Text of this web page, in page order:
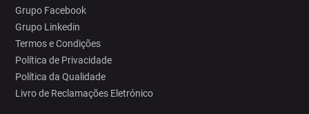
Grupo Facebook
Grupo Linkedin
Termos e Condições
Política de Privacidade
Política da Qualidade
Livro de Reclamações Eletrónico